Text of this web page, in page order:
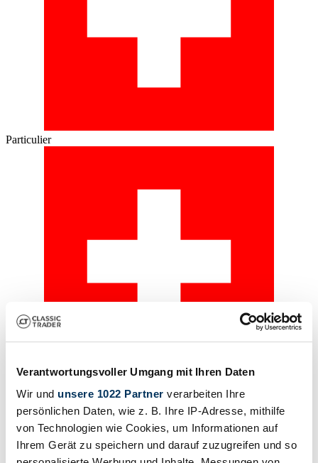
Verantwortungsvoller Umgang mit Ihren Daten
Wir und unsere 1022 Partner verarbeiten Ihre
persönlichen Daten, wie z. B. Ihre IP-Adresse, mithilfe
von Technologien wie Cookies, um Informationen auf
Ihrem Gerät zu speichern und darauf zuzugreifen und so
Particulier
Pontiac models
Pontiac Bonneville
Pontiac Catalina